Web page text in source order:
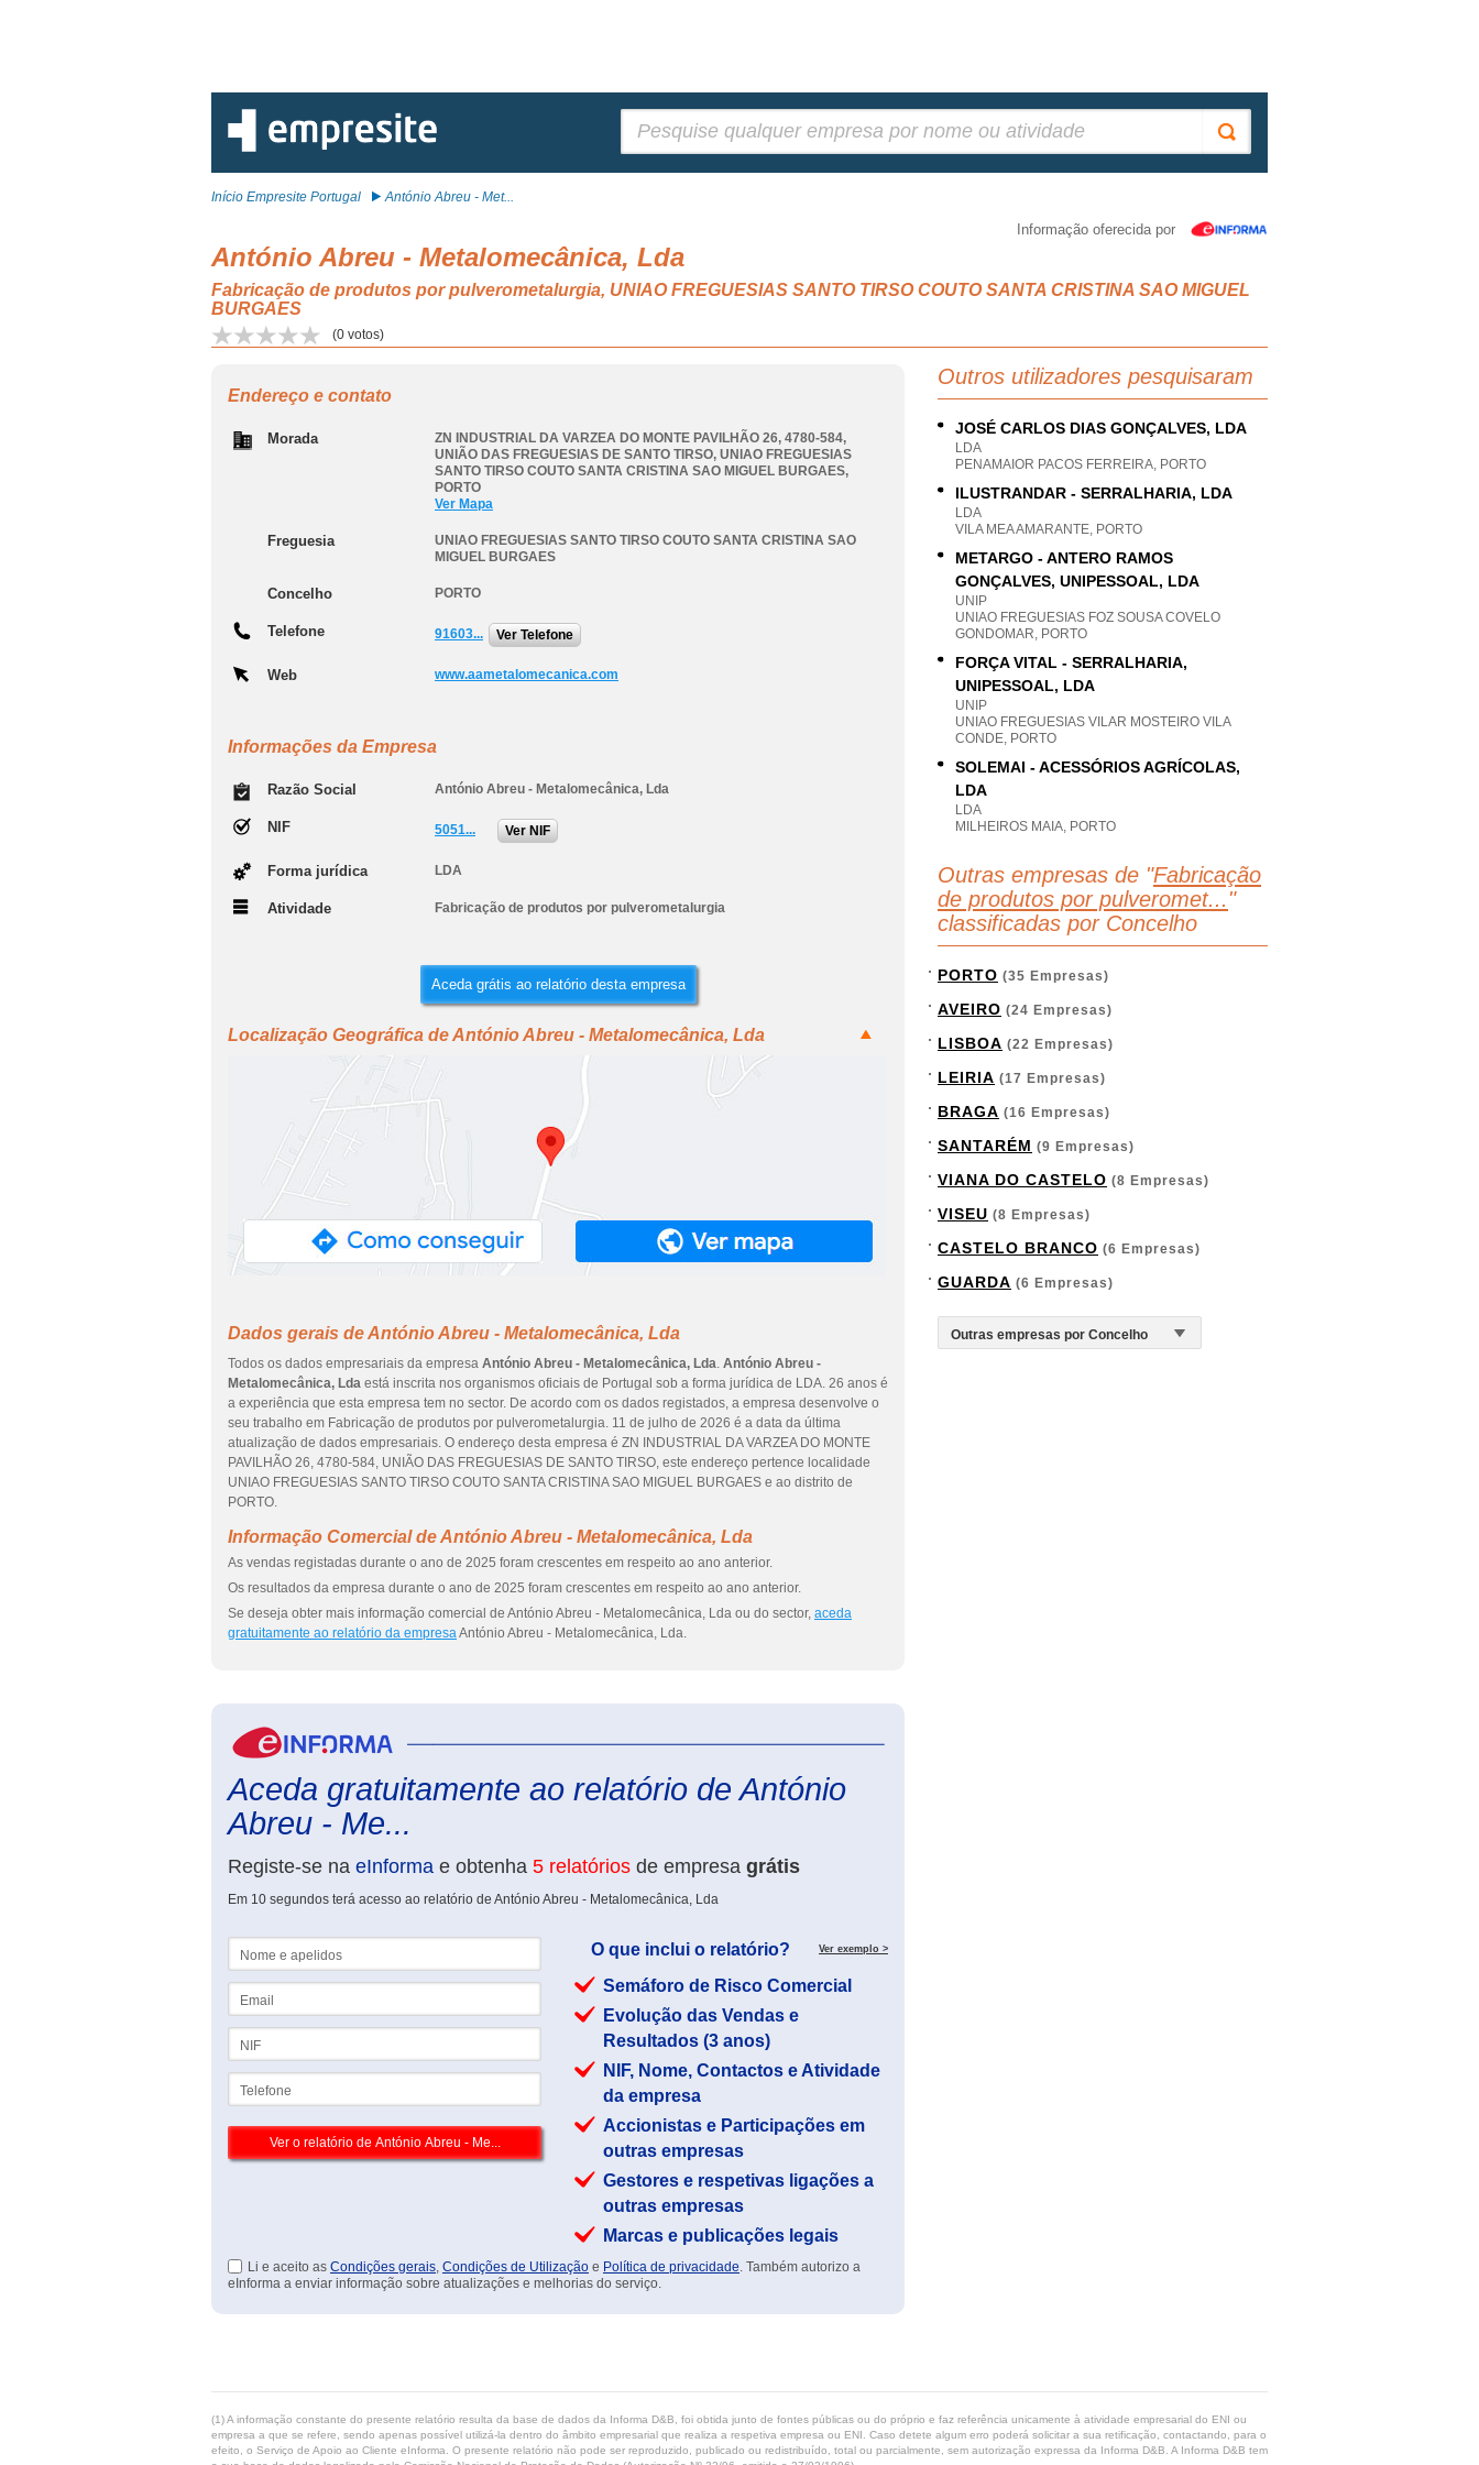
Início Empresite Portugal António Abreu - Met...
Informação oferecida por
António Abreu - Metalomecânica, Lda
Fabricação de produtos por pulverometalurgia, UNIAO FREGUESIAS SANTO TIRSO COUTO SANTA CRISTINA SAO MIGUEL
BURGAES
(0 votos)
Endereço e contato
Morada
ZN INDUSTRIAL DA VARZEA DO MONTE PAVILHÃO 26, 4780-584,
UNIÃO DAS FREGUESIAS DE SANTO TIRSO, UNIAO FREGUESIAS
SANTO TIRSO COUTO SANTA CRISTINA SAO MIGUEL BURGAES,
PORTO
Ver Mapa
Freguesia
UNIAO FREGUESIAS SANTO TIRSO COUTO SANTA CRISTINA SAO
MIGUEL BURGAES
Concelho PORTO
Telefone 91603... Ver Telefone
Web www.aametalomecanica.com
Informações da Empresa
Razão Social António Abreu - Metalomecânica, Lda
NIF 5051... Ver NIF
Forma jurídica LDA
Atividade Fabricação de produtos por pulverometalurgia
Aceda grátis ao relatório desta empresa
Localização Geográfica de António Abreu - Metalomecânica, Lda
Dados gerais de António Abreu - Metalomecânica, Lda
Todos os dados empresariais da empresa António Abreu - Metalomecânica, Lda. António Abreu -
Metalomecânica, Lda está inscrita nos organismos oficiais de Portugal sob a forma jurídica de LDA. 26 anos é
a experiência que esta empresa tem no sector. De acordo com os dados registados, a empresa desenvolve o
seu trabalho em Fabricação de produtos por pulverometalurgia. 11 de julho de 2026 é a data da última
atualização de dados empresariais. O endereço desta empresa é ZN INDUSTRIAL DA VARZEA DO MONTE
PAVILHÃO 26, 4780-584, UNIÃO DAS FREGUESIAS DE SANTO TIRSO, este endereço pertence localidade
UNIAO FREGUESIAS SANTO TIRSO COUTO SANTA CRISTINA SAO MIGUEL BURGAES e ao distrito de
PORTO.
Informação Comercial de António Abreu - Metalomecânica, Lda
As vendas registadas durante o ano de 2025 foram crescentes em respeito ao ano anterior.
Os resultados da empresa durante o ano de 2025 foram crescentes em respeito ao ano anterior.
Se deseja obter mais informação comercial de António Abreu - Metalomecânica, Lda ou do sector, aceda
gratuitamente ao relatório da empresaAntónio Abreu - Metalomecânica, Lda.
Aceda gratuitamente ao relatório de António
Abreu - Me...
Registe-se na eInforma e obtenha 5 relatórios de empresa grátis
Em 10 segundos terá acesso ao relatório de António Abreu - Metalomecânica, Lda
O que inclui o relatório? Ver exemplo >
Semáforo de Risco Comercial
Evolução das Vendas e
Resultados (3 anos)
NIF, Nome, Contactos e Atividade
da empresa
Accionistas e Participações em
outras empresas
Gestores e respetivas ligações a
outras empresas
Marcas e publicações legais
Li e aceito as Condições gerais, Condições de Utilização e Política de privacidade. Também autorizo a
eInforma a enviar informação sobre atualizações e melhorias do serviço.
Outros utilizadores pesquisaram
JOSÉ CARLOS DIAS GONÇALVES, LDA
LDA
PENAMAIOR PACOS FERREIRA, PORTO
ILUSTRANDAR - SERRALHARIA, LDA
LDA
VILA MEA AMARANTE, PORTO
METARGO - ANTERO RAMOS
GONÇALVES, UNIPESSOAL, LDA
UNIP
UNIAO FREGUESIAS FOZ SOUSA COVELO
GONDOMAR, PORTO
FORÇA VITAL - SERRALHARIA,
UNIPESSOAL, LDA
UNIP
UNIAO FREGUESIAS VILAR MOSTEIRO VILA
CONDE, PORTO
SOLEMAI - ACESSÓRIOS AGRÍCOLAS,
LDA
LDA
MILHEIROS MAIA, PORTO
Outras empresas de "Fabricação
de produtos por pulveromet... "
classificadas por Concelho
PORTO (35 Empresas)
AVEIRO (24 Empresas)
LISBOA (22 Empresas)
LEIRIA (17 Empresas)
BRAGA (16 Empresas)
SANTARÉM (9 Empresas)
VIANA DO CASTELO (8 Empresas)
VISEU (8 Empresas)
CASTELO BRANCO (6 Empresas)
GUARDA (6 Empresas)
(1) A informação constante do presente relatório resulta da base de dados da Informa D&B, foi obtida junto de fontes públicas ou do próprio e faz referência unicamente à atividade empresarial do ENI ou
empresa a que se refere, sendo apenas possível utilizá-la dentro do âmbito empresarial que realiza a respetiva empresa ou ENI. Caso detete algum erro poderá solicitar a sua retificação, contactando, para o
efeito, o Serviço de Apoio ao Cliente eInforma. O presente relatório não pode ser reproduzido, publicado ou redistribuído, total ou parcialmente, sem autorização expressa da Informa D&B. A Informa D&B tem